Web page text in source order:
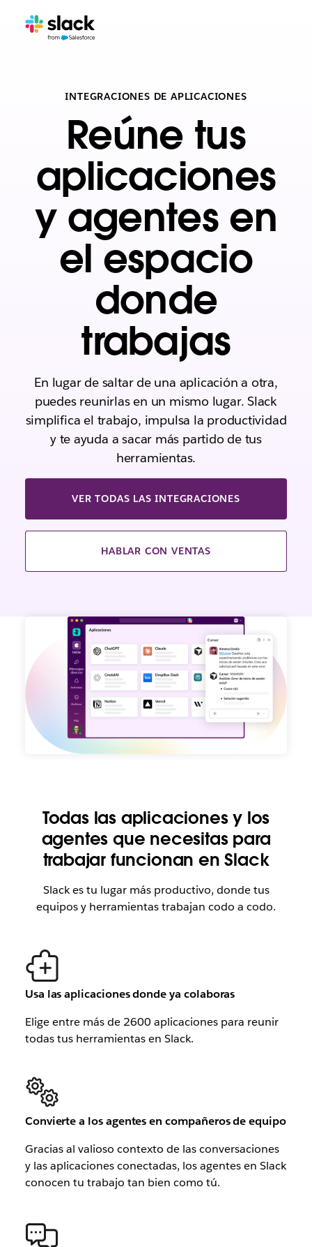
INTEGRACIONES DE APLICACIONES
Reúne tus
aplicaciones
y agentes en
el espacio
donde
trabajas
En lugar de saltar de una aplicación a otra,
puedes reunirlas en un mismo lugar. Slack
simplifica el trabajo, impulsa la productividad
y te ayuda a sacar más partido de tus
herramientas.
VER TODAS LAS INTEGRACIONES
HABLAR CON VENTAS
Todas las aplicaciones y los
agentes que necesitas para
trabajar funcionan en Slack
Slack es tu lugar más productivo, donde tus
equipos y herramientas trabajan codo a codo.
Usa las aplicaciones donde ya colaboras
Elige entre más de 2600 aplicaciones para reunir
todas tus herramientas en Slack.
Convierte a los agentes en compañeros de equipo
Gracias al valioso contexto de las conversaciones
y las aplicaciones conectadas, los agentes en Slack
conocen tu trabajo tan bien como tú.